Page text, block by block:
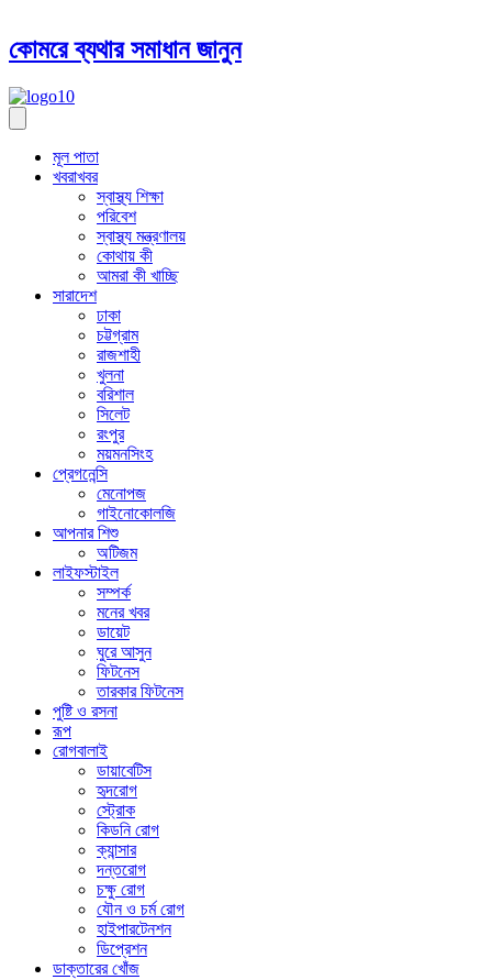
কোমরে ব্যথার সমাধান জানুন
মূল পাতা
খবরাখবর
স্বাস্থ্য শিক্ষা
পরিবেশ
স্বাস্থ্য মন্ত্রণালয়
কোথায় কী
আমরা কী খাচ্ছি
সারাদেশ
ঢাকা
চট্টগ্রাম
রাজশাহী
খুলনা
বরিশাল
সিলেট
রংপুর
ময়মনসিংহ
প্রেগনেন্সি
মেনোপজ
গাইনোকোলজি
আপনার শিশু
অটিজম
লাইফস্টাইল
সম্পর্ক
মনের খবর
ডায়েট
ঘুরে আসুন
ফিটনেস
তারকার ফিটনেস
পুষ্টি ও রসনা
রূপ
রোগবালাই
ডায়াবেটিস
হৃদরোগ
স্ট্রোক
কিডনি রোগ
ক্যান্সার
দন্তরোগ
চক্ষু রোগ
যৌন ও চর্ম রোগ
হাইপারটেনশন
ডিপ্রেশন
ডাক্তারের খোঁজ